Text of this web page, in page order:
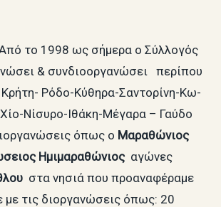
το 1998 ως σήμερα ο Σύλλογός
& συνδιοοργανώσει περίπου
Ρόδο-Κύθηρα-Σαντορίνη-Κω-
Νίσυρο-Ιθάκη-Μέγαρα – Γαύδο
όπως ο Μαραθώνιος
Ημιμαραθώνιοςαγώνες
στα νησιά που προαναφέραμε
με τις διοργανώσεις όπως: 20